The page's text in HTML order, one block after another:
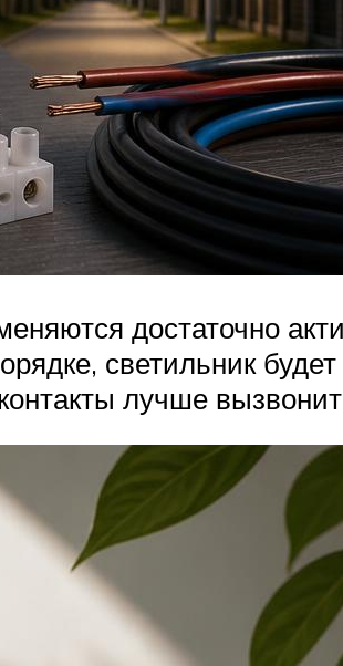
достаточно
светильник
лучше